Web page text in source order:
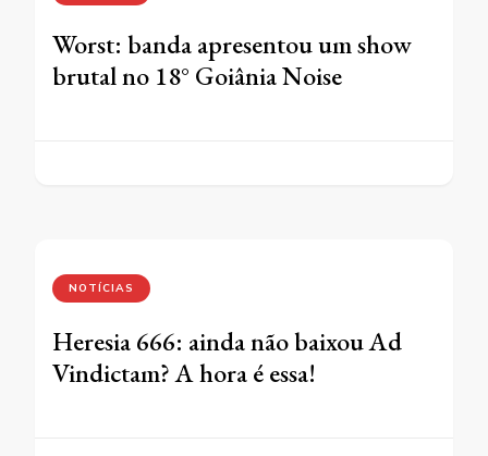
Worst: banda apresentou um show
brutal no 18° Goiânia Noise
NOTÍCIAS
Heresia 666: ainda não baixou Ad
Vindictam? A hora é essa!